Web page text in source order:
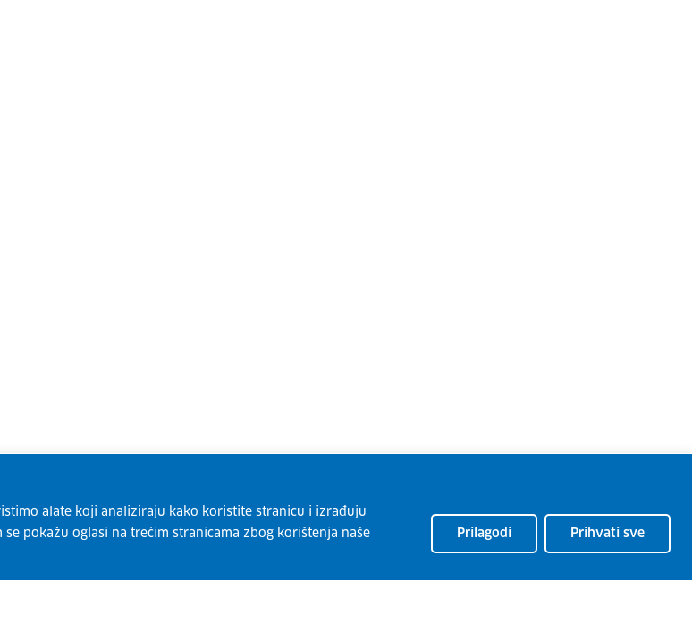
alate koji analiziraju kako koristite stranicu i izrađuju
pokažu oglasi na trećim stranicama zbog korištenja naše
Prilagodi Prihvati sve